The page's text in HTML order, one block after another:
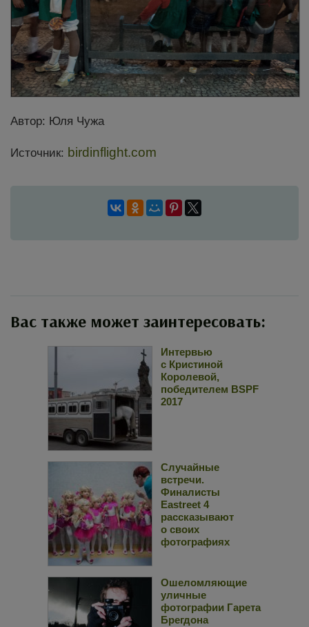
Автор: Юля Чужа
Источник: birdinflight.com
Вас также может заинтересовать:
Интервью
с Кристиной
Королевой,
победителем BSPF
2017
Случайные
встречи.
Финалисты
Eastreet 4
рассказывают
о своих
фотографиях
Ошеломляющие
уличные
фотографии Гарета
Брегдона